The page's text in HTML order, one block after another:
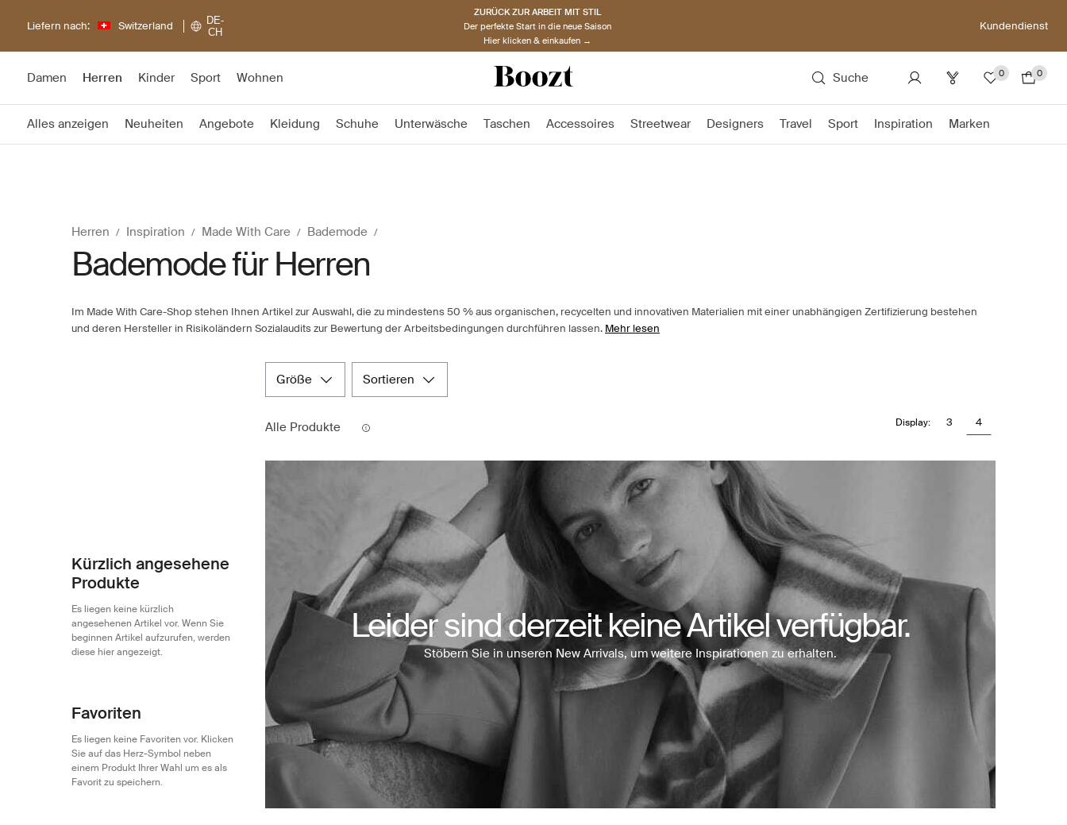
Liefern nach: Switzerland
DE-
CH
ZURÜCK ZUR ARBEIT MIT STIL
Der perfekte Start in die neue Saison
Hier klicken & einkaufen →
Kundendienst
Damen Herren Kinder Sport Wohnen Suche 0 0
Alles anzeigen Neuheiten Angebote Kleidung Schuhe Unterwäsche Taschen Accessoires Streetwear Designers Travel Sport Inspiration Marken
Herren Inspiration Made With Care Bademode
Bademode für Herren
Im Made With Care-Shop stehen Ihnen Artikel zur Auswahl, die zu mindestens 50 % aus organischen, recycelten und innovativen Materialien mit einer unabhängigen Zertifizierung bestehen
und deren Hersteller in Risikoländern Sozialaudits zur Bewertung der Arbeitsbedingungen durchführen lassen. Mehr lesen
Kürzlich angesehene
Produkte
Es liegen keine kürzlich
angesehenen Artikel vor. Wenn Sie
beginnen Artikel aufzurufen, werden
diese hier angezeigt.
Favoriten
Es liegen keine Favoriten vor. Klicken
Sie auf das Herz-Symbol neben
einem Produkt Ihrer Wahl um es als
Favorit zu speichern.
größe sortieren
Alle Produkte Display: 3 4
Leider sind derzeit keine Artikel verfügbar.
Stöbern Sie in unseren New Arrivals, um weitere Inspirationen zu erhalten.